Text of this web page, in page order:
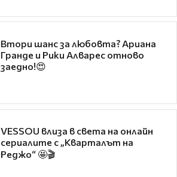
Втори шанс за любовта? Ариана
Гранде и Рики Алварес отново
заедно!😍
VESSOU влиза в света на онлайн
сериалите с „Кварталът на
Реджо“ 🤩🎬